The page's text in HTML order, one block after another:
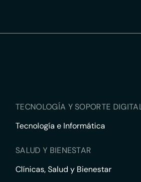
TECNOLOGÍA Y SOPORTE
Tecnología e Informática
SALUD Y BIENESTAR
Clínicas, Salud y Bienestar